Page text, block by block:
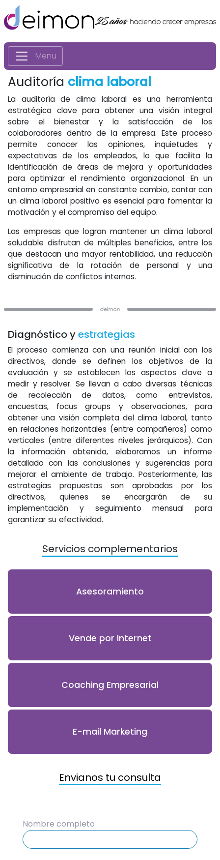
Menu
Auditoría clima laboral
La auditoría de clima laboral es una herramienta
estratégica clave para obtener una visión integral
sobre el bienestar y la satisfacción de los
colaboradores dentro de la empresa. Este proceso
permite conocer las opiniones, inquietudes y
expectativas de los empleados, lo que facilita la
identificación de áreas de mejora y oportunidades
para optimizar el rendimiento organizacional. En un
entorno empresarial en constante cambio, contar con
un clima laboral positivo es esencial para fomentar la
motivación y el compromiso del equipo.
Las empresas que logran mantener un clima laboral
saludable disfrutan de múltiples beneficios, entre los
que destacan una mayor rentabilidad, una reducción
significativa de la rotación de personal y una
disminución de conflictos internos.
Diagnóstico yestrategias
El proceso comienza con una reunión inicial con los
directivos, donde se definen los objetivos de la
evaluación y se establecen los aspectos clave a
medir y resolver. Se llevan a cabo diversas técnicas
de recolección de datos, como entrevistas,
encuestas, focus groups y observaciones, para
obtener una visión completa del clima laboral, tanto
en relaciones horizontales (entre compañeros) como
verticales (entre diferentes niveles jerárquicos). Con
la información obtenida, elaboramos un informe
detallado con las conclusiones y sugerencias para
mejorar el ambiente de trabajo. Posteriormente, las
estrategias propuestas son aprobadas por los
directivos, quienes se encargarán de su
implementación y seguimiento mensual para
garantizar su efectividad.
Servicios complementarios
Asesoramiento
Vende por Internet
Coaching Empresarial
E-mail Marketing
Envianos tu consulta
Nombre completo